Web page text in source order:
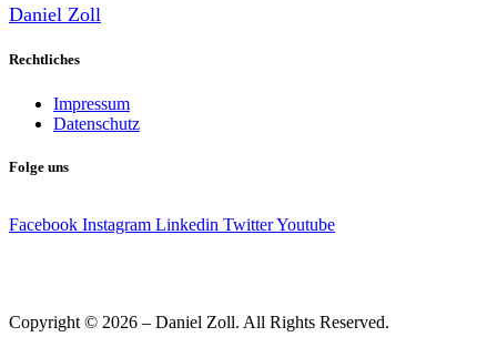
Daniel Zoll
Rechtliches
Impressum
Datenschutz
Folge uns
Facebook Instagram Linkedin TwitterYoutube
Copyright © 2026 – Daniel Zoll. All Rights Reserved.